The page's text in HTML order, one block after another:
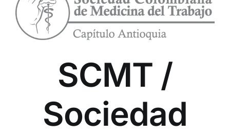
SCMT /
Sociedad